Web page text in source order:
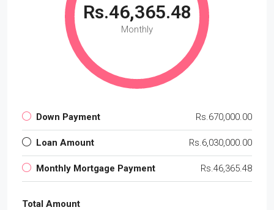
Rs.46,365.48
Monthly
Down Payment Rs.670,000.00
Loan Amount Rs.6,030,000.00
Monthly Mortgage Payment Rs.46,365.48
Total Amount